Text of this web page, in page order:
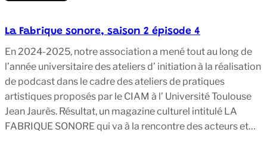
La Fabrique sonore, saison 2 épisode 4
En 2024-2025, notre association a mené tout au long de
l’année universitaire des ateliers d’ initiation à la réalisation
de podcast dans le cadre des ateliers de pratiques
artistiques proposés par le CIAM à l’ Université Toulouse
Jean Jaurès. Résultat, un magazine culturel intitulé LA
FABRIQUE SONORE qui va à la rencontre des acteurs et…